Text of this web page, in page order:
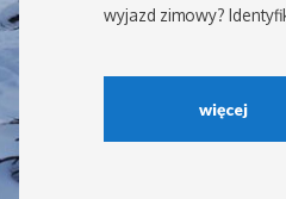
wyjazd zimowy?
więcej